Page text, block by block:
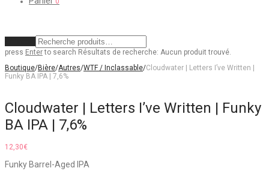
press Enterto search Résultats de recherche: Aucun produit trouvé.
Boutique/Bière/Autres/WTF / Inclassable/Cloudwater | Letters I’ve Written |
Funky BA IPA | 7,6%
Cloudwater | Letters I’ve Written | Funky
BA IPA | 7,6%
12,30€
Funky Barrel-Aged IPA